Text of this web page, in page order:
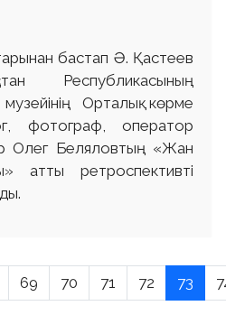
бастап Ә. Қастеев
Республикасының
Орталық көрме
фотограф, оператор
Олег Беляловтың «Жан
атты ретроспективті
69 70 71 72 73